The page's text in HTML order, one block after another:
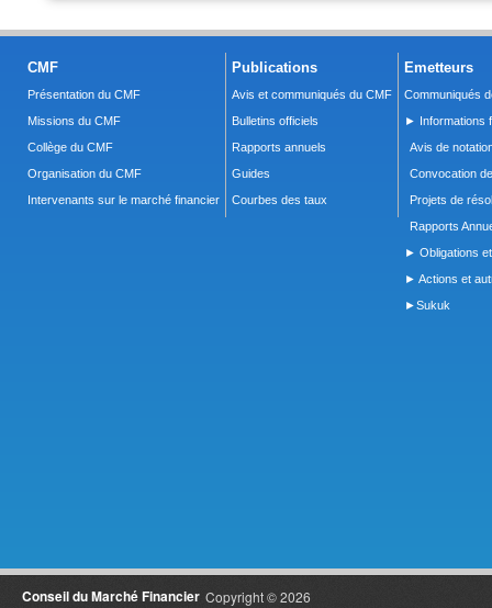
CMF
Présentation du CMF
Missions du CMF
Collège du CMF
Organisation du CMF
Intervenants sur le marché financier
Publications
Avis et communiqués du CMF
Bulletins officiels
Rapports annuels
Guides
Courbes des taux
Emetteurs
Communiqués
► Informations
Avis de
Convocation
Projets de
Rapports
► Obligations
► Actions et
►Sukuk
Copyright © 2026
Conseil du Marché Financier